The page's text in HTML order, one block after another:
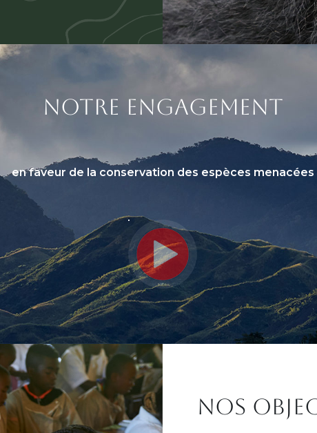
NOTRE ENGAGEMENT
en faveur de la conservation des espèces menacées
Titre
NOS